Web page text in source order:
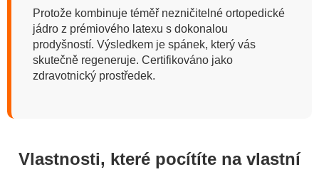
Protože kombinuje téměř nezničitelné ortopedické
jádro z prémiového latexu s dokonalou
prodyšností. Výsledkem je spánek, který vás
skutečně regeneruje. Certifikováno jako
zdravotnický prostředek.
Vlastnosti, které pocítíte na vlastní